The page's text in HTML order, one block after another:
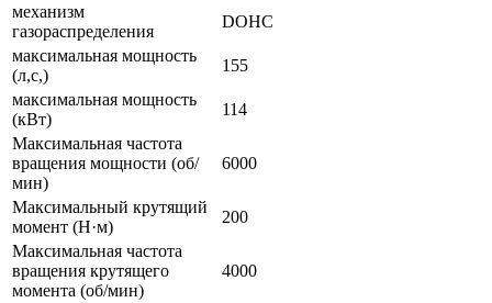
механизм
газораспределения
DOHC
максимальная мощность
(л,с,)
155
максимальная мощность
(кВт)
114
Максимальная частота
вращения мощности (об/
мин)
6000
Максимальный крутящий
момент (Н·м)
200
Максимальная частота
вращения крутящего
момента (об/мин)
4000